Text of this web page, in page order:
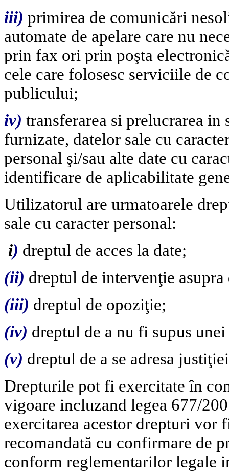
iii) primirea de comunicări
automate de apelare care nu
prin fax ori prin poşta
cele care folosesc serviciile de
publicului;
iv) transferarea si prelucrarea
furnizate, datelor sale cu
personal şi/sau alte date cu
identificare de aplicabilitate
Utilizatorul are urmatoarele
sale cu caracter personal:
i) dreptul de acces la date;
(ii) dreptul de intervenţie asupra
(iii) dreptul de opoziţie;
(iv) dreptul de a nu fi supus
(v) dreptul de a se adresa
Drepturile pot fi exercitate în
vigoare incluzand legea 677/
exercitarea acestor drepturi vor
recomandată cu confirmare de
conform reglementarilor legale